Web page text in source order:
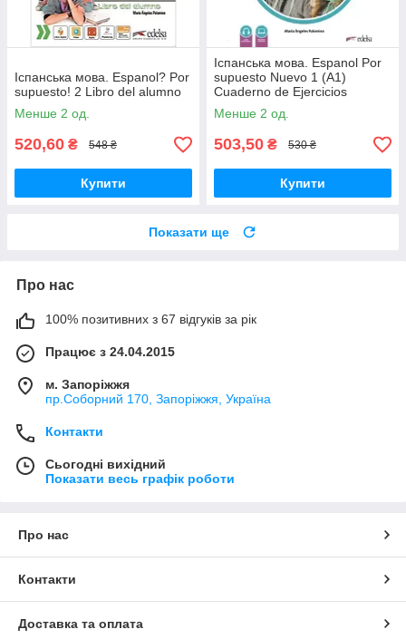
Іспанська мова. Espanol? Por
supuesto! 2 Libro del alumno
Менше 2 од.
520,60 ₴ 548 ₴
Купити
Іспанська мова. Espanol Por
supuesto Nuevo 1 (A1)
Cuaderno de Ejercicios
Менше 2 од.
503,50 ₴ 530 ₴
Купити
Показати ще
Про нас
100% позитивних з 67 відгуків за рік
Працює з 24.04.2015
м. Запоріжжя
пр.Соборний 170, Запоріжжя, Україна
Контакти
Сьогодні вихідний
Показати весь графік роботи
Про нас
Контакти
Доставка та оплата